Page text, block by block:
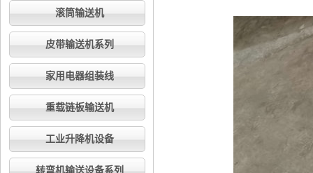
滚筒输送机
皮带输送机系列
家用电器组装线
重载链板输送机
工业升降机设备
转弯机输送设备系列